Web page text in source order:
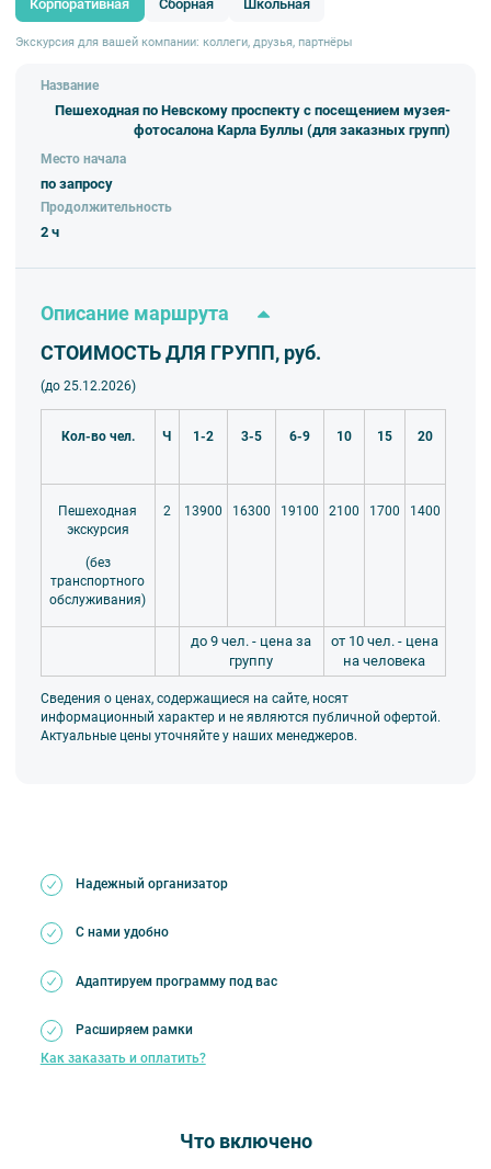
Корпоративная Сборная Школьная
Экскурсия для вашей компании: коллеги, друзья, партнёры
Название
Пешеходная по Невскому проспекту с посещением музея-
фотосалона Карла Буллы (для заказных групп)
Место начала
по запросу
Продолжительность
2 ч
Описание маршрута
СТОИМОСТЬ ДЛЯ ГРУПП, руб.
(до 25.12.2026)
Кол-во чел. Ч 1-2 3-5 6-9 10 15 20
Пешеходная
экскурсия
(без
транспортного
обслуживания)
2 13900 16300 19100 2100 1700 1400
до 9 чел. - цена за
группу
от 10 чел. - цена
на человека
Сведения о ценах, содержащиеся на сайте, носят
информационный характер и не являются публичной офертой.
Актуальные цены уточняйте у наших менеджеров.
Надежный организатор
С нами удобно
Адаптируем программу под вас
Расширяем рамки
Как заказать и оплатить?
Что включено